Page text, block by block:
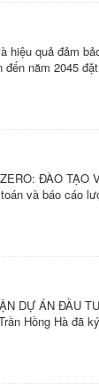
hiệu quả đảm
đến năm 2045
ĐÀO
và báo cáo
DỰ ÁN ĐẦU
Hồng Hà đã